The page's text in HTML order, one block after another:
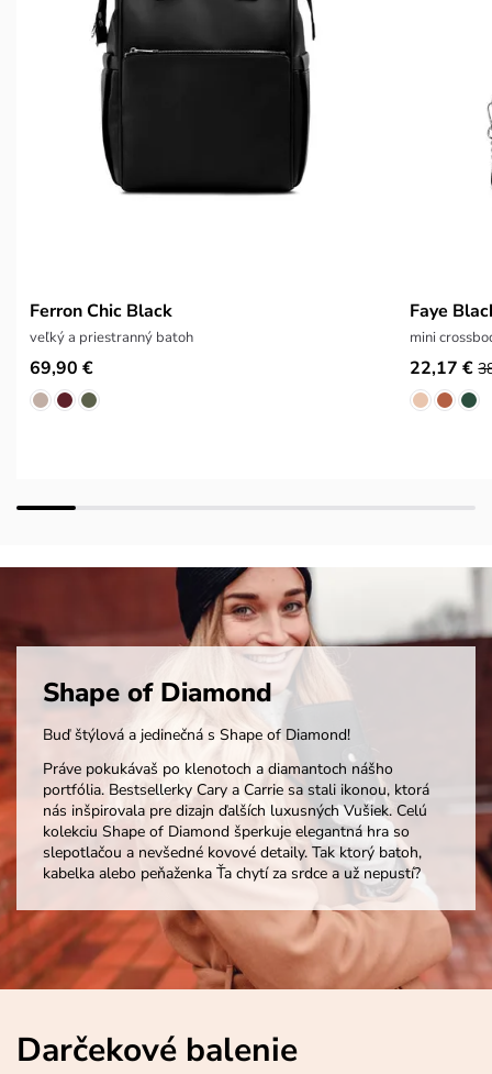
Ferron Chic Black
veľký a priestranný batoh
69,90 €
Faye
mini
22,17 €
Shape of Diamond
Buď štýlová a jedinečná s Shape of Diamond!
Práve pokukávaš po klenotoch a diamantoch nášho
portfólia. Bestsellerky Cary a Carrie sa stali ikonou, ktorá
nás inšpirovala pre dizajn ďalších luxusných Vušiek. Celú
kolekciu Shape of Diamond šperkuje elegantná hra so
slepotlačou a nevšedné kovové detaily. Tak ktorý batoh,
kabelka alebo peňaženka Ťa chytí za srdce a už nepustí?
Darčekové balenie